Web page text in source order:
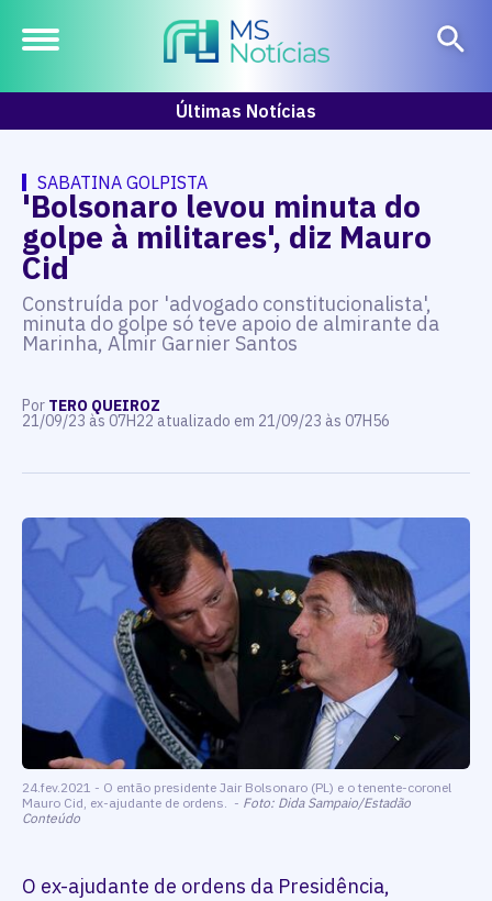
Últimas Notícias
SABATINA GOLPISTA
'Bolsonaro levou minuta do
golpe à militares', diz Mauro
Cid
Construída por 'advogado constitucionalista',
minuta do golpe só teve apoio de almirante da
Marinha, Almir Garnier Santos
Por TERO QUEIROZ
21/09/23 às 07H22 atualizado em 21/09/23 às 07H56
24.fev.2021 - O então presidente Jair Bolsonaro (PL) e o tenente-coronel
Mauro Cid, ex-ajudante de ordens. - Foto: Dida Sampaio/Estadão
Conteúdo
O ex-ajudante de ordens da Presidência,